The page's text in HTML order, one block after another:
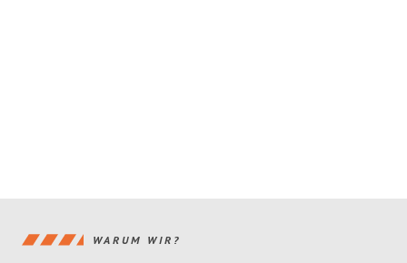
WARUM WIR?